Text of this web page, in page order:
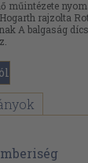
műintézete
rajzolta
A balgaság